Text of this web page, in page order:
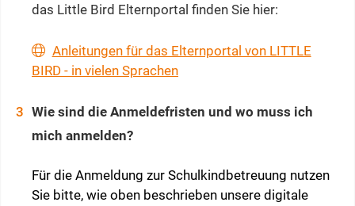
das Little Bird Elternportal finden Sie hier:
Anleitungen für das Elternportal von LITTLE
BIRD - in vielen Sprachen
Wie sind die Anmeldefristen und wo muss ich
mich anmelden?
Für die Anmeldung zur Schulkindbetreuung nutzen
Sie bitte, wie oben beschrieben unsere digitale